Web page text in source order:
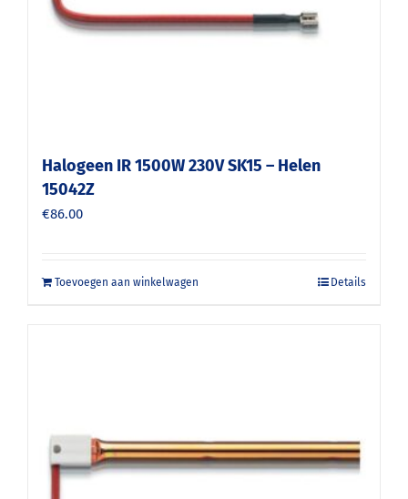
Halogeen IR 1500W 230V SK15 – Helen
15042Z
€86.00
Toevoegen aan winkelwagen Details